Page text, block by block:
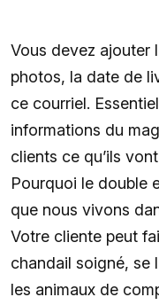
Vous devez ajouter
photos, la date de
ce courriel.
informations du
clients ce qu’ils
Pourquoi le double
que nous vivons
Votre cliente peut
chandail soigné, se
les animaux de